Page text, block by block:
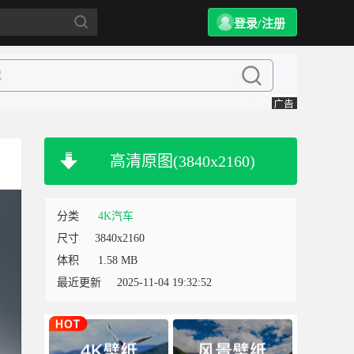
登录/注册
高清原图(3840x2160)
分类
4K汽车
尺寸
3840x2160
体积
1.58 MB
最近更新
2025-11-04 19:32:52